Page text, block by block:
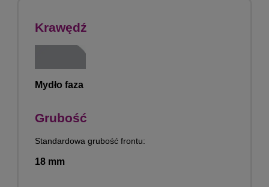
Krawędź
Mydło faza
Grubość
Standardowa grubość frontu:
18 mm